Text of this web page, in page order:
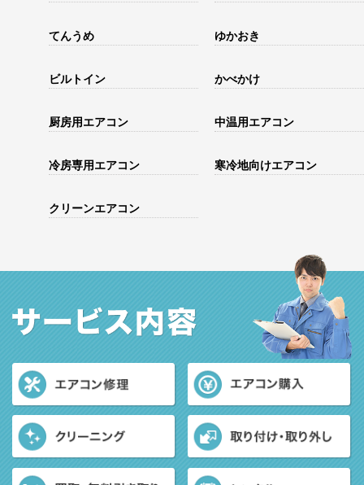
てんうめ ゆかおき
ビルトイン かべかけ
厨房用エアコン 中温用エアコン
冷房専用エアコン 寒冷地向けエアコン
クリーンエアコン